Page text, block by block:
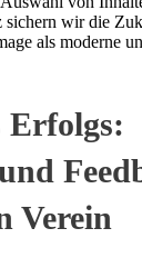
sichern wir die
als moderne
Erfolgs:
Verein